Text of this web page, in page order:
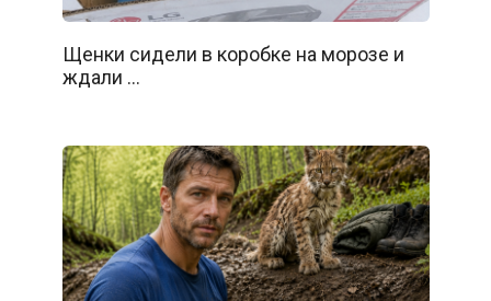
Щенки сидели в коробке на морозе и
ждали …